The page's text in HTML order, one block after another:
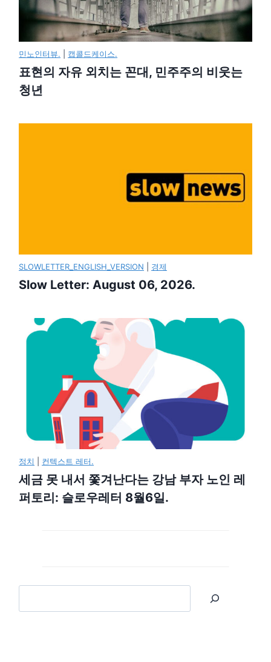
민노인터뷰. 캡콜드케이스.
표현의 자유 외치는 꼰대, 민주주의 비웃는
청년
SLOWLETTER_ENGLISH_VERSION 경제
Slow Letter: August 06, 2026.
정치 컨텍스트 레터.
세금 못 내서 쫓겨난다는 강남 부자 노인 레
퍼토리: 슬로우레터 8월6일.